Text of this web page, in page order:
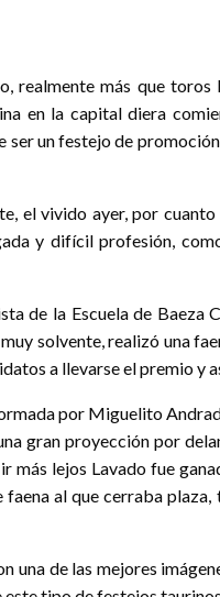
realmente más que
en la capital diera
ser un festejo de
el vivido ayer, por
y difícil profesión,
de la Escuela de Baeza
solvente, realizó una
a llevarse el premio y
por Miguelito
gran proyección por
más lejos Lavado fue
al que cerraba
una de las mejores